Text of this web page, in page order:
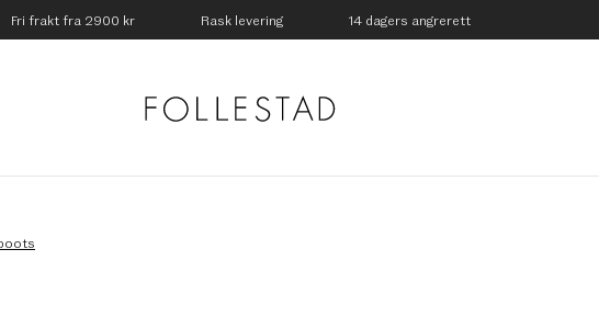
Fri frakt fra 2900 kr Rask levering 14 dagers angrerett